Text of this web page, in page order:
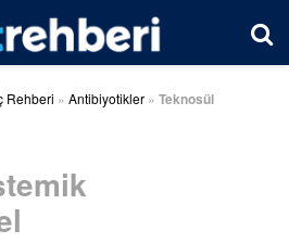
Rehberi » Antibiyotikler » Teknosül